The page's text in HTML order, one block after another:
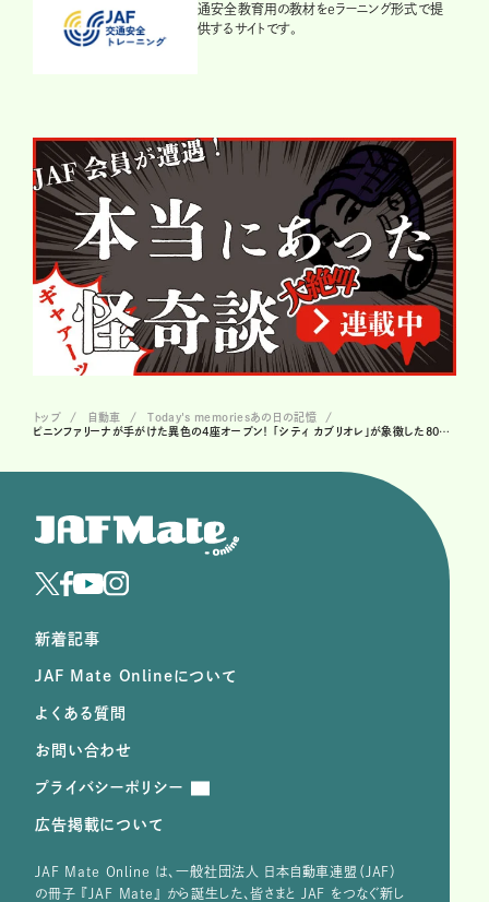
通安全教育用の教材をeラーニング形式で提
供するサイトです。
トップ 自動車
Today's memoriesあの日の記憶
ピニンファリーナが手がけた異色の4座オープン！ 「シティ カブリオレ」が象徴した80年代のクルマ文化
新着記事
JAF Mate Onlineについて
よくある質問
お問い合わせ
プライバシーポリシー
広告掲載について
JAF Mate Online は、⼀般社団法⼈ ⽇本⾃動⾞連盟（JAF）
の冊子 『JAF Mate』 から誕⽣した、皆さまと JAF をつなぐ新し